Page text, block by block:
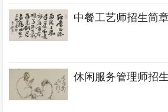
中餐工艺师招生简
休闲服务管理师招